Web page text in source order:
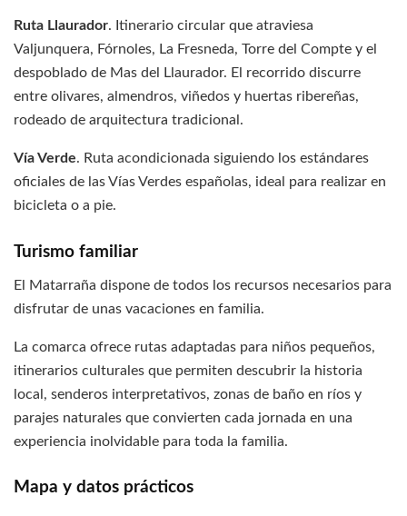
Ruta Llaurador. Itinerario circular que atraviesa
Valjunquera, Fórnoles, La Fresneda, Torre del Compte y el
despoblado de Mas del Llaurador. El recorrido discurre
entre olivares, almendros, viñedos y huertas ribereñas,
rodeado de arquitectura tradicional.
Vía Verde. Ruta acondicionada siguiendo los estándares
oficiales de las Vías Verdes españolas, ideal para realizar en
bicicleta o a pie.
Turismo familiar
El Matarraña dispone de todos los recursos necesarios para
disfrutar de unas vacaciones en familia.
La comarca ofrece rutas adaptadas para niños pequeños,
itinerarios culturales que permiten descubrir la historia
local, senderos interpretativos, zonas de baño en ríos y
parajes naturales que convierten cada jornada en una
experiencia inolvidable para toda la familia.
Mapa y datos prácticos